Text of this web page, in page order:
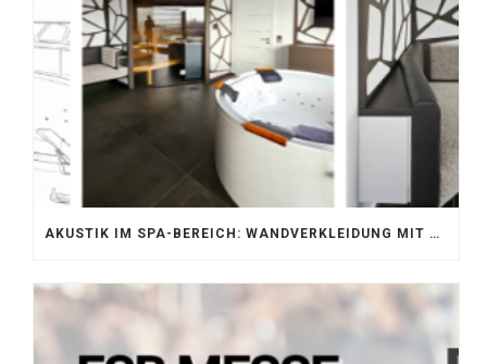
AKUSTIK IM SPA-BEREICH: WANDVERKLEIDUNG MIT SILENTPROTECT CORE